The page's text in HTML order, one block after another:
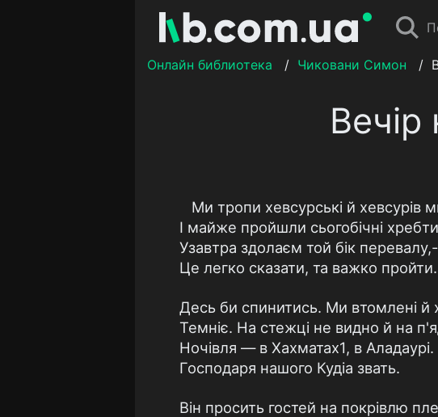
Онлайн библиотека / Чиковани Симон /
Вечір
Ми тропи хевсурські й хевсурів
І майже пройшли сьогобічні
Узавтра здолаєм той бік перевалу,-
Це легко сказати, та важко пройти.
Десь би спинитись. Ми втомлені й
Темніє. На стежці не видно й на
Ночівля — в Хахматах1, в Аладаурі.
Господаря нашого Кудіа звать.
Він просить гостей на покрівлю